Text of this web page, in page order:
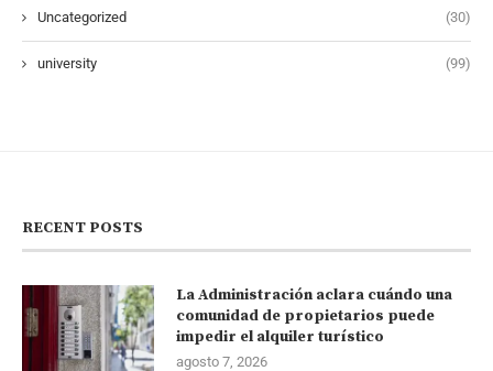
Uncategorized (30)
university (99)
RECENT POSTS
La Administración aclara cuándo una
comunidad de propietarios puede
impedir el alquiler turístico
agosto 7, 2026